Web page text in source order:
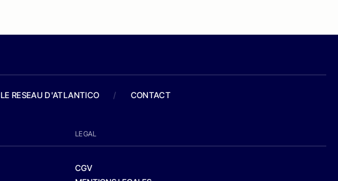
LE RESEAU D'ATLANTICO / CONTACT
LEGAL
CGV